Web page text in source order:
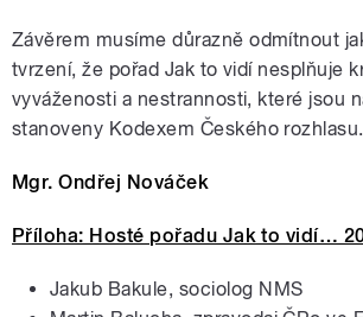
Závěrem musíme důrazně odmítnout
tvrzení, že pořad Jak to vidí nesplňuje
vyváženosti a nestrannosti, které jsou
stanoveny Kodexem Českého rozhlasu.
Mgr. Ondřej Nováček
Příloha: Hosté pořadu Jak to vidí…
Jakub Bakule, sociolog NMS